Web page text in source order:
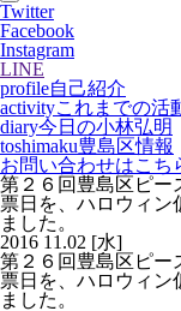
Twitter
Facebook
Instagram
LINE
profile自己紹介
activityこれまでの活
diary今日の小林弘明
toshimaku豊島区情報
お問い合わせはこち
第２６回豊島区ピー
票日を、ハロウィン
ました。
2016 11.02 [水]
第２６回豊島区ピー
票日を、ハロウィン
ました。